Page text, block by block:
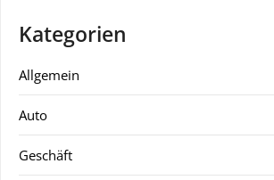
Kategorien
Allgemein
Auto
Geschäft